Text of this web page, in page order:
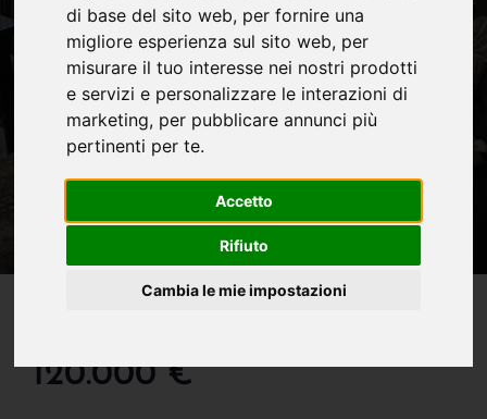
di base del sito web, per fornire una
migliore esperienza sul sito web, per
misurare il tuo interesse nei nostri prodotti
e servizi e personalizzare le interazioni di
marketing, per pubblicare annunci più
pertinenti per te.
Accetto
Rifiuto
Cambia le mie impostazioni
120.000 €